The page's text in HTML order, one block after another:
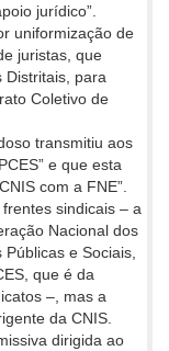
jurídico”.
uniformização de
juristas, que
Distritais, para
Coletivo de
transmitiu aos
e que esta
com a FNE”.
sindicais – a
Nacional dos
e Sociais,
que é da
–, mas a
da CNIS.
dirigida ao